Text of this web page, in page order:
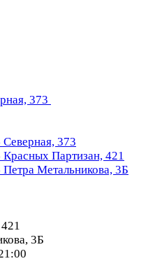
373
Северная, 373
Красных Партизан, 421
Петра Метальникова, 3Б
3Б